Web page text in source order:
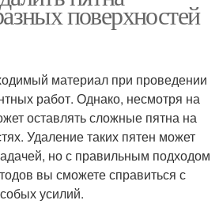
поверхностей
материал при проведении
работ. Однако, несмотря на
оставлять сложные пятна на
Удаление таких пятен может
но с правильным подходом
вы сможете справиться с
усилий.